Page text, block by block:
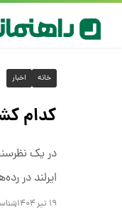
خانه اخبار
کدام
ایرلند در
۱۹ تیر ۱۴۰۴